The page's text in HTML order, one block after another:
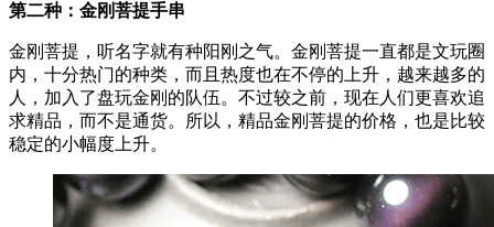
第二种：金刚菩提手串
金刚菩提，听名字就有种阳刚之气。金刚菩提一直都是文玩圈
内，十分热门的种类，而且热度也在不停的上升，越来越多的
人，加入了盘玩金刚的队伍。不过较之前，现在人们更喜欢追
求精品，而不是通货。所以，精品金刚菩提的价格，也是比较
稳定的小幅度上升。